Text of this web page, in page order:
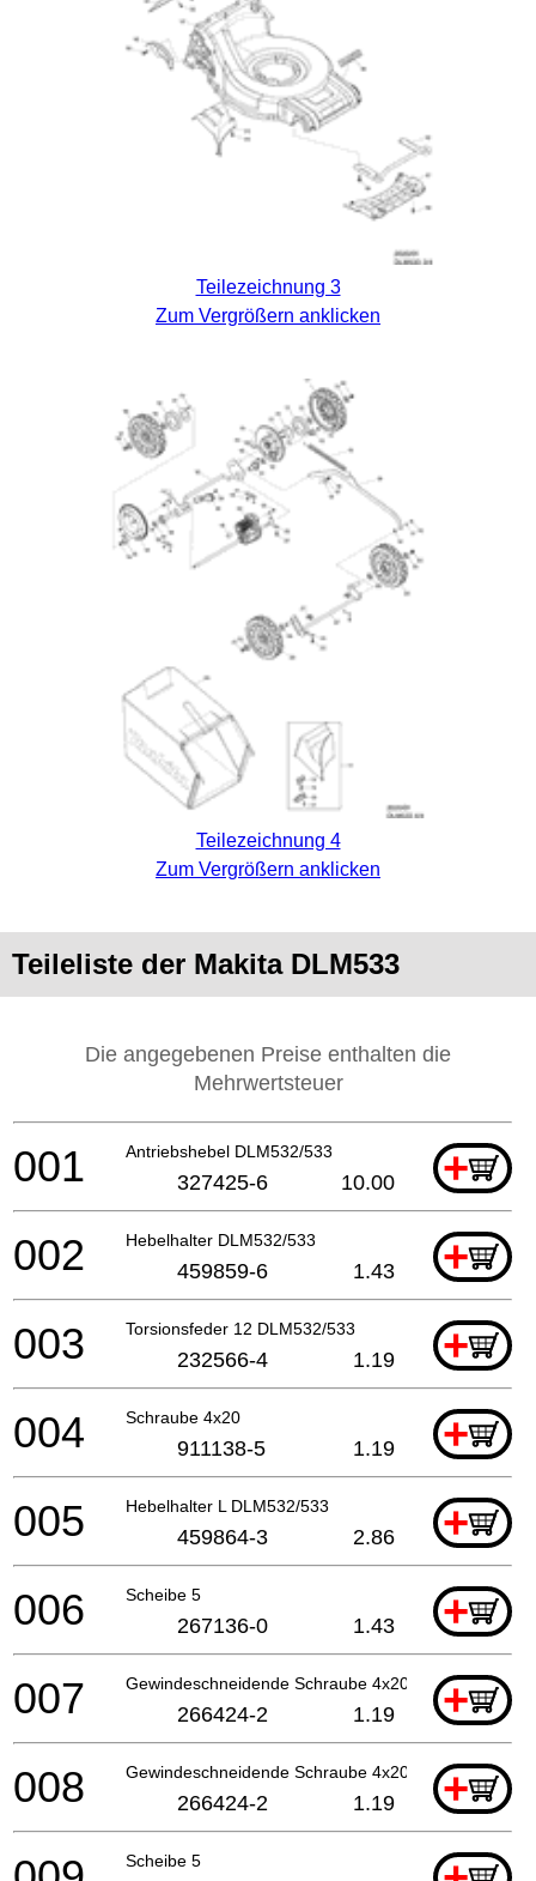
Teilezeichnung 3
Zum Vergrößern anklicken
Teilezeichnung 4
Zum Vergrößern anklicken
Teileliste der Makita DLM533
Die angegebenen Preise enthalten die
Mehrwertsteuer
Antriebshebel DLM532/533 +
001 327425-6 10.00
Hebelhalter DLM532/533 +
002 459859-6 1.43
Torsionsfeder 12 DLM532/533 +
003 232566-4 1.19
Schraube 4x20 +
004 911138-5 1.19
Hebelhalter L DLM532/533 +
005 459864-3 2.86
Scheibe 5 +
006 267136-0 1.43
Gewindeschneidende Schraube 4x20 +
007 266424-2 1.19
Gewindeschneidende Schraube 4x20 +
008 266424-2 1.19
Scheibe 5